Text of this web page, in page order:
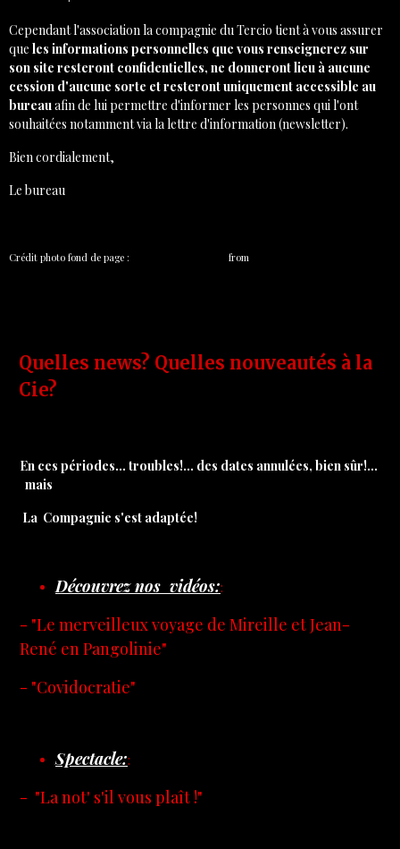
Cependant l'association la compagnie du Tercio tient à vous assurer
que les informations personnelles que vous renseignerez sur
son site resteront confidentielles, ne donneront lieu à aucune
cession d'aucune sorte et resteront uniquement accessible au
bureauafin de lui permettre d'informer les personnes qui l'ont
souhaitées notamment via la lettre d'information (newsletter).
Bien cordialement,
Le bureau
Crédit photo fond de page : from
Quelles news? Quelles nouveautés à la
Cie?
En ces périodes... troubles!... des dates annulées, bien sûr!...
mais
La Compagnie s'est adaptée!
Découvrez nos vidéos::
- "Le merveilleux voyage de Mireille et Jean-
René en Pangolinie"
- "Covidocratie"
Spectacle::
- "La not' s'il vous plaît !"